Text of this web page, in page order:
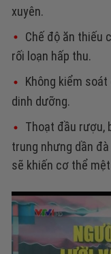
xuyên.
Chế độ ăn thiếu
rối loạn hấp thu.
Không kiểm
dinh dưỡng.
Thoạt đầu rượu,
trung nhưng dần
sẽ khiến cơ thể